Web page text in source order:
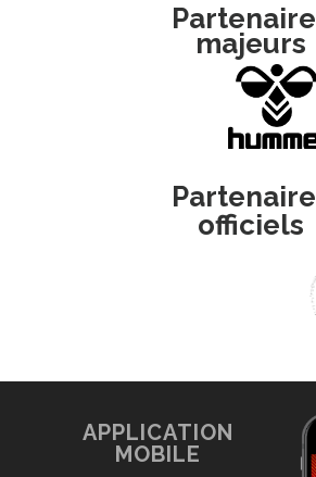
majeurs
officiels
APPLICATION
MOBILE